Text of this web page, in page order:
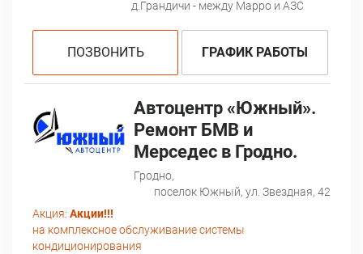
д.Грандичи - между Марро и АЗС
ПОЗВОНИТЬ ГРАФИК РАБОТЫ
Автоцентр «Южный».
Ремонт БМВ и
Мерседес в Гродно.
Гродно,
поселок Южный, ул. Звездная, 42
Акция: Акции!!!
на комплексное обслуживание системы
кондиционирования